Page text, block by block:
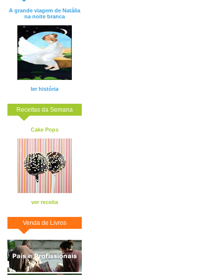
A grande viagem de Natália
na noite branca
ler história
Receitas da Semana
Cake Pops
ver receita
Venda de Livros